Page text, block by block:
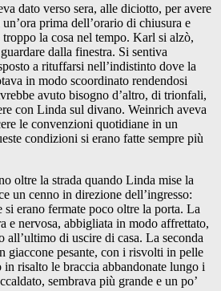
dato verso sera, alle diciotto, per avere
prima dell’orario di chiusura e
la cosa nel tempo. Karl si alzò,
dalla finestra. Si sentiva
a rituffarsi nell’indistinto dove la
in modo scoordinato rendendosi
avuto bisogno d’altro, di trionfali,
con Linda sul divano. Weinrich aveva
le convenzioni quotidiane in un
condizioni si erano fatte sempre più
oltre la strada quando Linda mise la
un cenno in direzione dell’ingresso:
erano fermate poco oltre la porta. La
e nervosa, abbigliata in modo affrettato,
all’ultimo di uscire di casa. La seconda
giaccone pesante, con i risvolti in pelle
risalto le braccia abbandonate lungo i
sembrava più grande e un po’